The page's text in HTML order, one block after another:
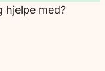
hjelpe med?